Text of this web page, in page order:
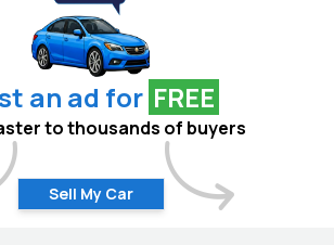
an ad for FREE
to thousands of buyers
Sell My Car